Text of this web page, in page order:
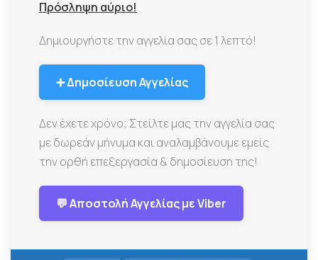
Πρόσληψη αύριο!
Δημιουργήστε την αγγελία σας σε 1 λεπτό!
➕ Δημοσίευση Αγγελίας
Δεν έχετε χρόνο; Στείλτε μας την αγγελία σας
με δωρεάν μήνυμα και αναλαμβάνουμε εμείς
την ορθή επεξεργασία & δημοσίευση της!
💬 Αποστολή Αγγελίας με Viber